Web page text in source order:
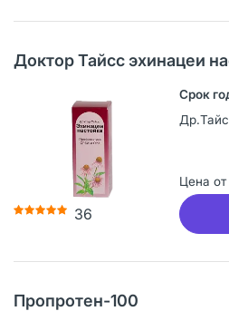
Доктор Тайсс эхинацеи
36
Цена от
Пропротен-100